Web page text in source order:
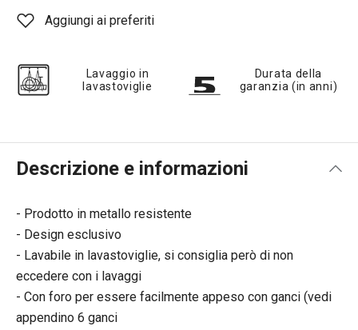
Aggiungi ai preferiti
Lavaggio in
lavastoviglie
Durata della
garanzia (in anni)
Descrizione e informazioni
- Prodotto in metallo resistente
- Design esclusivo
- Lavabile in lavastoviglie, si consiglia però di non
eccedere con i lavaggi
- Con foro per essere facilmente appeso con ganci (vedi
appendino 6 ganci